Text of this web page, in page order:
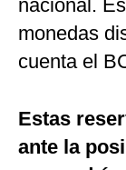
nacional.
monedas
cuenta el
Estas
ante la